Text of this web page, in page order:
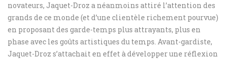
novateurs, Jaquet-Droz a néanmoins attiré l’attention des
grands de ce monde (et d’une clientèle richement pourvue)
en proposant des garde-temps plus attrayants, plus en
phase avec les goûts artistiques du temps. Avant-gardiste,
Jaquet-Droz s’attachait en effet à développer une réflexion